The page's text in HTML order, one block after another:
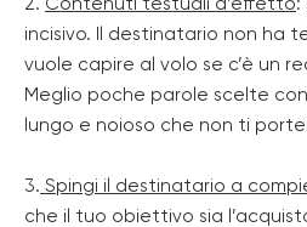
incisivo. Il destinatario non ha
vuole capire al volo se c’è un
Meglio poche parole scelte
lungo e noioso che non ti
3. Spingi il destinatario a
che il tuo obiettivo sia